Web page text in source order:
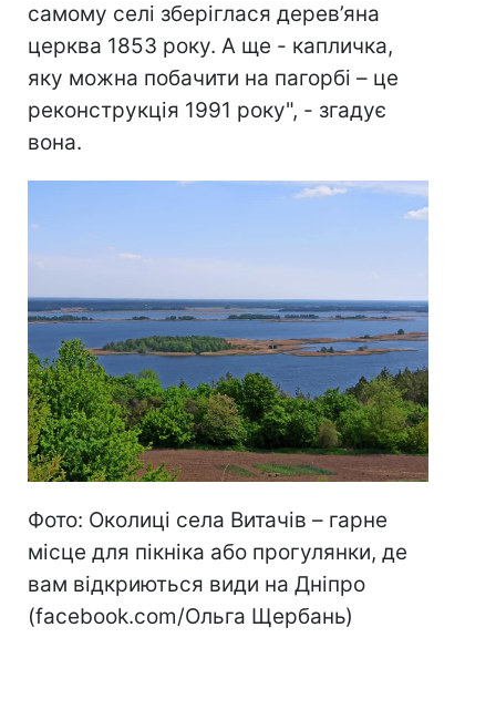
самому селі зберіглася дерев’яна
церква 1853 року. А ще - капличка,
яку можна побачити на пагорбі – це
реконструкція 1991 року", - згадує
вона.
Фото: Околиці села Витачів – гарне
місце для пікніка або прогулянки, де
вам відкриються види на Дніпро
(facebook.com/Ольга Щербань)